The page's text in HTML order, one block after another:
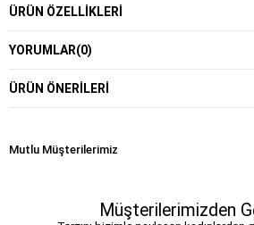
ÜRÜN ÖZELLIKLERI
YORUMLAR(0)
ÜRÜN ÖNERILERI
Mutlu Müşterilerimiz
Müşterilerimizden